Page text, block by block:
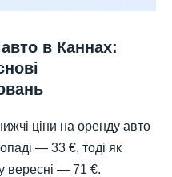
в Каннах:
ціни на оренду авто
— 33 €, тоді як
вересні — 71 €.